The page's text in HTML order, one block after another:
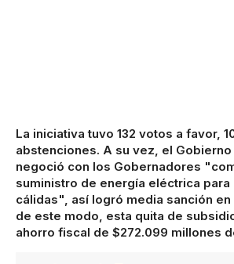
La iniciativa tuvo 132 votos a favor,
abstenciones. A su vez, el
negoció con los Gobernadores
suministro de energía eléctrica
cálidas", así logró media sanción en
de este modo, esta quita de
ahorro fiscal de $272.099 millones